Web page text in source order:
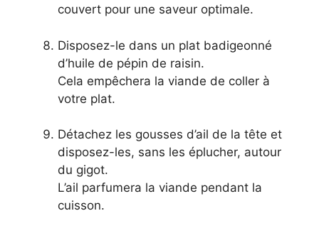
couvert pour une saveur optimale.
Disposez-le dans un plat badigeonné
d’huile de pépin de raisin.
Cela empêchera la viande de coller à
votre plat.
Détachez les gousses d’ail de la tête et
disposez-les, sans les éplucher, autour
du gigot.
L’ail parfumera la viande pendant la
cuisson.